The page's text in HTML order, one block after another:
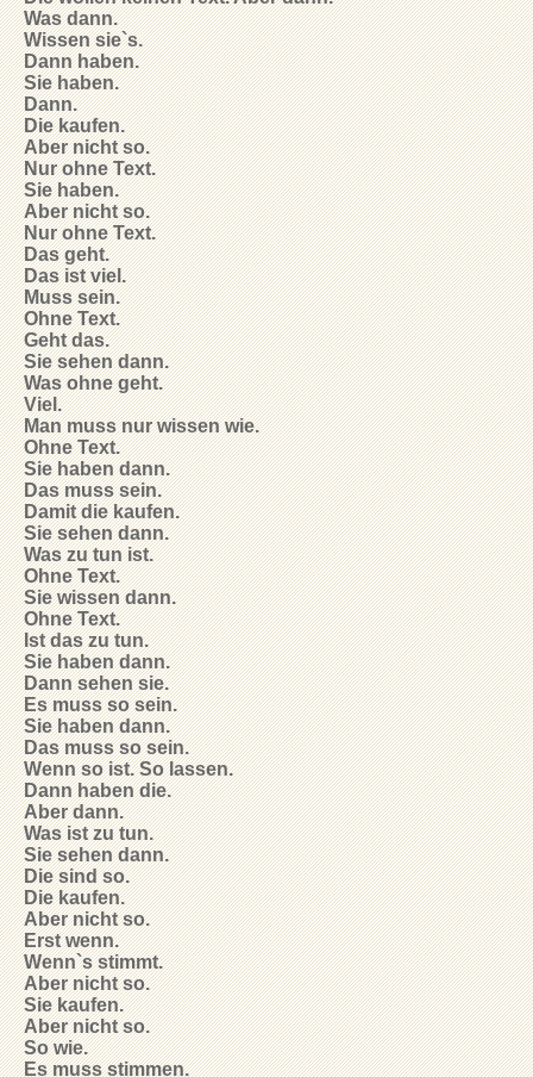
Was dann.
Wissen sie`s.
Dann haben.
Sie haben.
Dann.
Die kaufen.
Aber nicht so.
Nur ohne Text.
Sie haben.
Aber nicht so.
Nur ohne Text.
Das geht.
Das ist viel.
Muss sein.
Ohne Text.
Geht das.
Sie sehen dann.
Was ohne geht.
Viel.
Man muss nur wissen wie.
Ohne Text.
Sie haben dann.
Das muss sein.
Damit die kaufen.
Sie sehen dann.
Was zu tun ist.
Ohne Text.
Sie wissen dann.
Ohne Text.
Ist das zu tun.
Sie haben dann.
Dann sehen sie.
Es muss so sein.
Sie haben dann.
Das muss so sein.
Wenn so ist. So lassen.
Dann haben die.
Aber dann.
Was ist zu tun.
Sie sehen dann.
Die sind so.
Die kaufen.
Aber nicht so.
Erst wenn.
Wenn`s stimmt.
Aber nicht so.
Sie kaufen.
Aber nicht so.
So wie.
Es muss stimmen.